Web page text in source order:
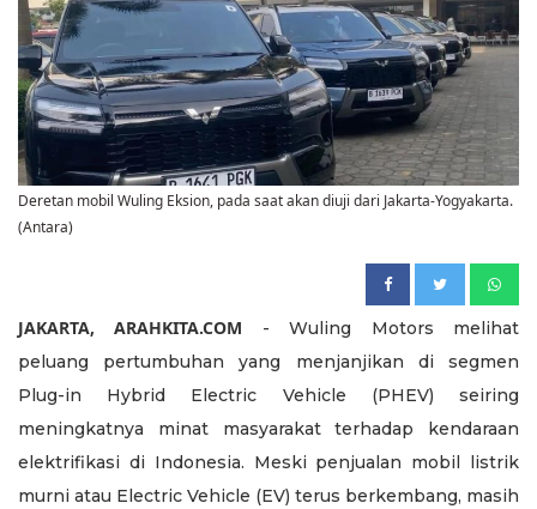
Deretan mobil Wuling Eksion, pada saat akan diuji dari Jakarta-Yogyakarta.
(Antara)
JAKARTA, ARAHKITA.COM - Wuling Motors melihat
peluang pertumbuhan yang menjanjikan di segmen
Plug-in Hybrid Electric Vehicle (PHEV) seiring
meningkatnya minat masyarakat terhadap kendaraan
elektrifikasi di Indonesia. Meski penjualan mobil listrik
murni atau Electric Vehicle (EV) terus berkembang, masih